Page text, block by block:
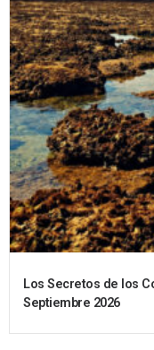
Los Secretos de los
Septiembre 2026